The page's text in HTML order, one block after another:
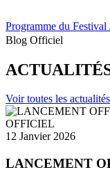
Programme du Festival
Blog Officiel
Voir toutes les actualités
OFFICIEL
12 Janvier 2026
LANCEMENT